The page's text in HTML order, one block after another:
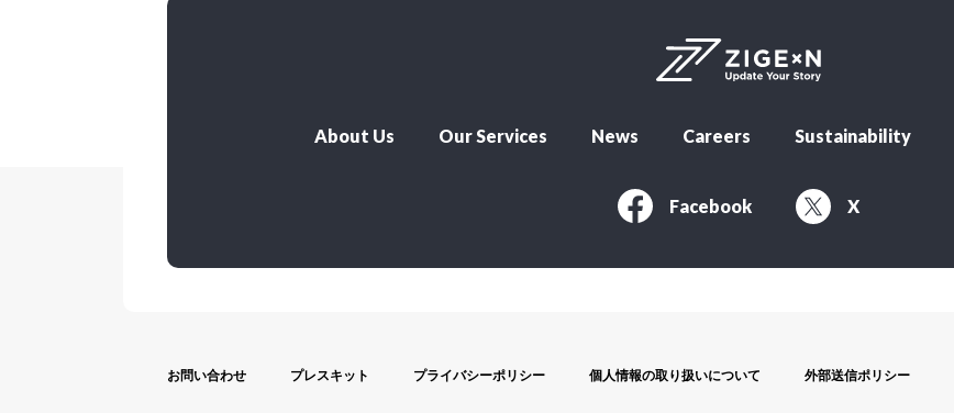
About Us Our Services News Careers Sustainability
Facebook X
お問い合わせ プレスキット プライバシーポリシー 個人情報の取り扱いについて 外部送信ポリシー